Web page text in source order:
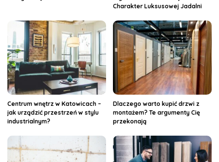
Charakter Luksusowej Jadalni
Centrum wnętrz w Katowicach –
jak urządzić przestrzeń w stylu
industrialnym?
Dlaczego warto kupić drzwi z
montażem? Te argumenty Cię
przekonają